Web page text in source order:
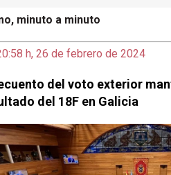
minuto a minuto
h, 26 de febrero de 2024
del voto exterior
del 18F en Galicia